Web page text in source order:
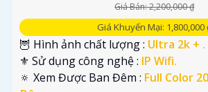
Giá Bán: 2,200,000 ₫
Giá Khuyến Mại: 1,800,000
🦉 Hình ảnh chất lượng : Ultra 2k + .
⚜️ Sử dụng công nghệ : IP Wifi.
🔅 Xem Được Ban Đêm : Full Color